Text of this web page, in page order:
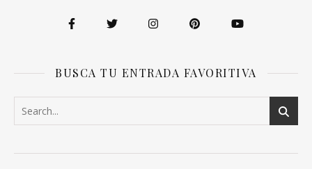
BUSCA TU ENTRADA FAVORITIVA